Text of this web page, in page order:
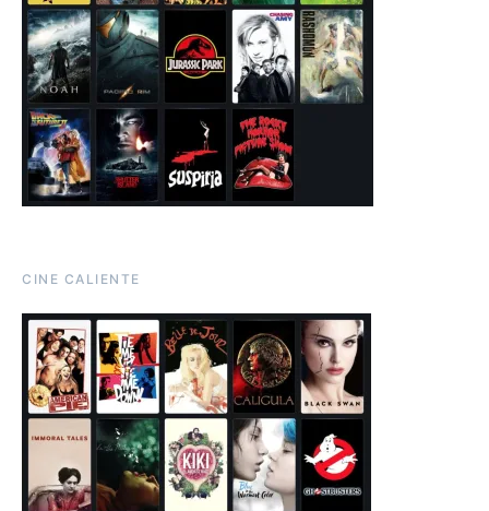
CINE CALIENTE